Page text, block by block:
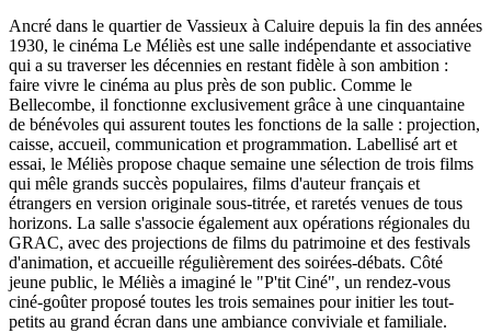
Ancré dans le quartier de Vassieux à Caluire depuis la fin des années
1930, le cinéma Le Méliès est une salle indépendante et associative
qui a su traverser les décennies en restant fidèle à son ambition :
faire vivre le cinéma au plus près de son public. Comme le
Bellecombe, il fonctionne exclusivement grâce à une cinquantaine
de bénévoles qui assurent toutes les fonctions de la salle : projection,
caisse, accueil, communication et programmation. Labellisé art et
essai, le Méliès propose chaque semaine une sélection de trois films
qui mêle grands succès populaires, films d'auteur français et
étrangers en version originale sous-titrée, et raretés venues de tous
horizons. La salle s'associe également aux opérations régionales du
GRAC, avec des projections de films du patrimoine et des festivals
d'animation, et accueille régulièrement des soirées-débats. Côté
jeune public, le Méliès a imaginé le "P'tit Ciné", un rendez-vous
ciné-goûter proposé toutes les trois semaines pour initier les tout-
petits au grand écran dans une ambiance conviviale et familiale.